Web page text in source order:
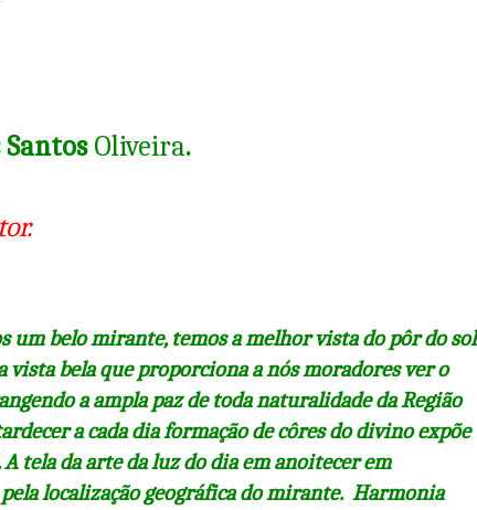
Oliveira.
um belo mirante, temos a melhor vista do pôr do sol
vista bela que proporciona a nós moradores ver o
a ampla paz de toda naturalidade da Região
a cada dia formação de côres do divino expõe
tela da arte da luz do dia em anoitecer em
localização geográfica do mirante. Harmonia